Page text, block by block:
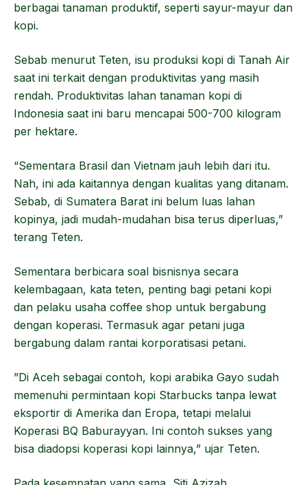
berbagai tanaman produktif, seperti sayur-mayur dan
kopi.
Sebab menurut Teten, isu produksi kopi di Tanah Air
saat ini terkait dengan produktivitas yang masih
rendah. Produktivitas lahan tanaman kopi di
Indonesia saat ini baru mencapai 500-700 kilogram
per hektare.
“Sementara Brasil dan Vietnam jauh lebih dari itu.
Nah, ini ada kaitannya dengan kualitas yang ditanam.
Sebab, di Sumatera Barat ini belum luas lahan
kopinya, jadi mudah-mudahan bisa terus diperluas,”
terang Teten.
Sementara berbicara soal bisnisnya secara
kelembagaan, kata teten, penting bagi petani kopi
dan pelaku usaha coffee shop untuk bergabung
dengan koperasi. Termasuk agar petani juga
bergabung dalam rantai korporatisasi petani.
”Di Aceh sebagai contoh, kopi arabika Gayo sudah
memenuhi permintaan kopi Starbucks tanpa lewat
eksportir di Amerika dan Eropa, tetapi melalui
Koperasi BQ Baburayyan. Ini contoh sukses yang
bisa diadopsi koperasi kopi lainnya,” ujar Teten.